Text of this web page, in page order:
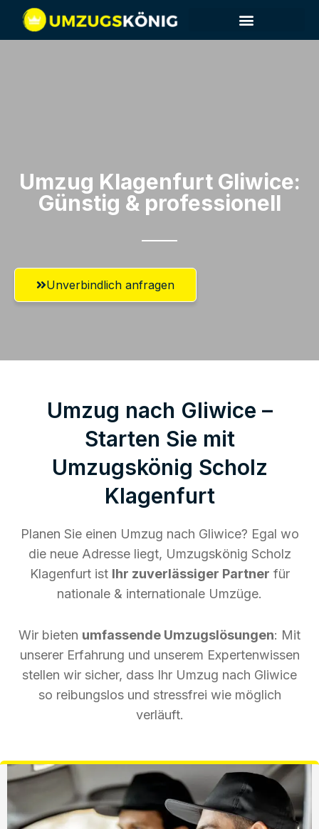
Umzug Klagenfurt​ Gliwice:
Günstig & professionell​
Unverbindlich anfragen
Umzug nach Gliwice –
Starten Sie mit
Umzugskönig Scholz
Klagenfurt
Planen Sie einen Umzug nach Gliwice? Egal wo
die neue Adresse liegt, Umzugskönig Scholz
Klagenfurt ist Ihr zuverlässiger Partner für
nationale & internationale Umzüge.
Wir bieten umfassende Umzugslösungen: Mit
unserer Erfahrung und unserem Expertenwissen
stellen wir sicher, dass Ihr Umzug nach Gliwice
so reibungslos und stressfrei wie möglich
verläuft.